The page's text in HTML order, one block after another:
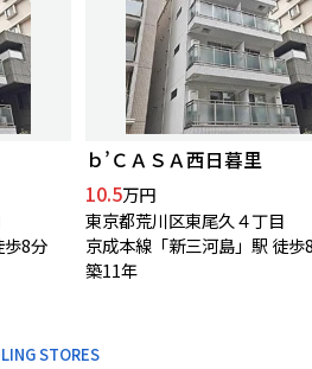
歩8分
ｂ’ＣＡＳＡ西日暮里
10.5万円
東京都荒川区東尾久４丁目
京成本線「新三河島」駅 徒歩
築11年
STORES